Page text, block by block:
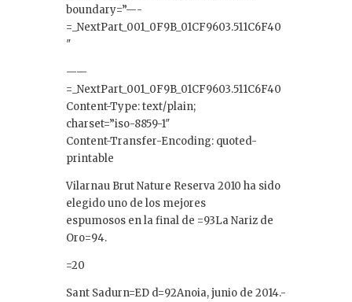
boundary=”—-
=_NextPart_001_0F9B_01CF9603.511C6F40
″
——
=_NextPart_001_0F9B_01CF9603.511C6F40
Content-Type: text/plain;
charset=”iso-8859-1″
Content-Transfer-Encoding: quoted-
printable
Vilarnau Brut Nature Reserva 2010 ha sido
elegido uno de los mejores
espumosos en la final de =93La Nariz de
Oro=94.
=20
Sant Sadurn=ED d=92Anoia, junio de 2014.-